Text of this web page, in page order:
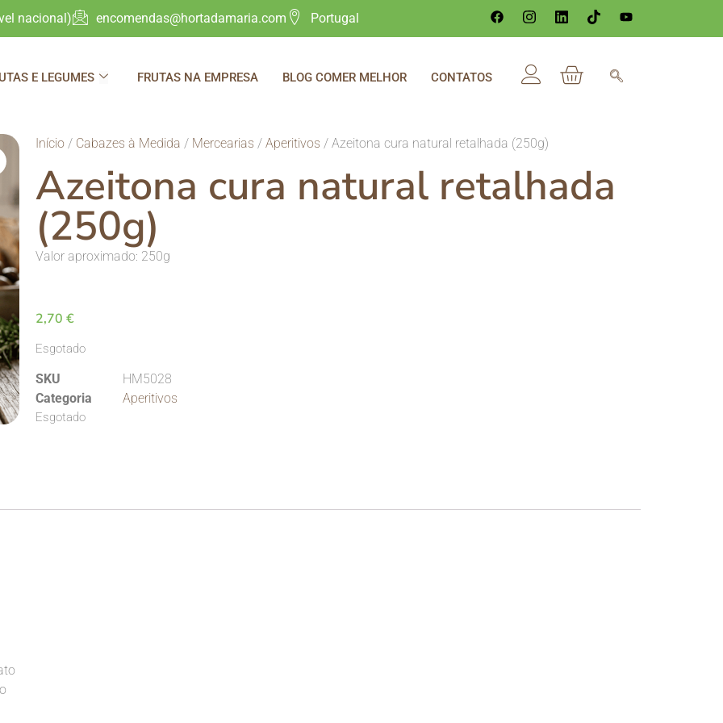
nacional) encomendas@hortadamaria.com Portugal
E LEGUMES FRUTAS NA EMPRESA BLOG COMER MELHOR CONTATOS
Início/ Cabazes à Medida / Mercearias / Aperitivos / Azeitona cura natural retalhada (250g)
Azeitona cura natural retalhada
(250g)
Valor aproximado: 250g
2,70 €
Esgotado
SKU
HM5028
Categoria
Aperitivos
Esgotado